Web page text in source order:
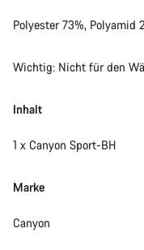
Polyester 73%, Polyamid
Wichtig: Nicht für den
Inhalt
1 x Canyon Sport-BH
Marke
Canyon